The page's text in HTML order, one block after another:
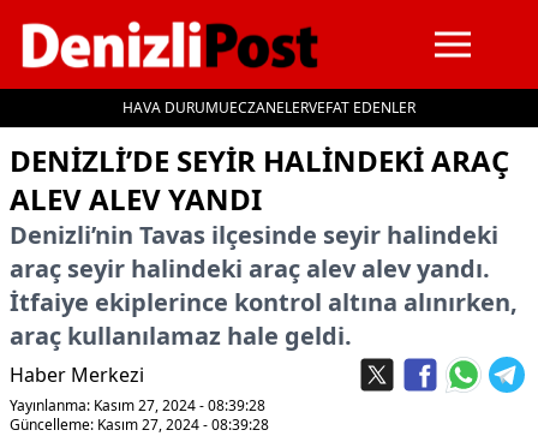
HAVA DURUMUECZANELERVEFAT EDENLER
İçeriğe geç
DENIZLI’DE SEYIR HALINDEKI ARAÇ
ALEV ALEV YANDI
Denizli’nin Tavas ilçesinde seyir halindeki
araç seyir halindeki araç alev alev yandı.
İtfaiye ekiplerince kontrol altına alınırken,
araç kullanılamaz hale geldi.
Haber Merkezi
Yayınlanma: Kasım 27, 2024 - 08:39:28
Güncelleme: Kasım 27, 2024 - 08:39:28